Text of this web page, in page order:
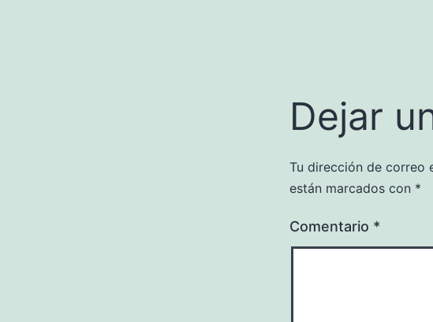
Dejar
Tu dirección de correo
están marcados con *
Comentario *